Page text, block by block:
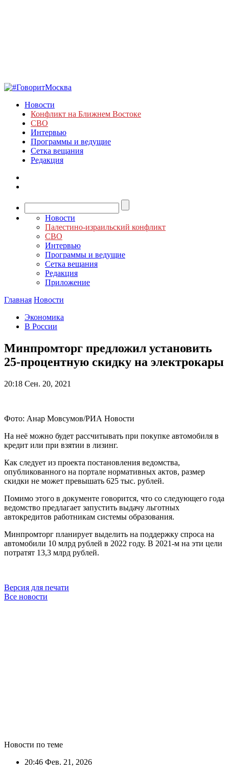
Новости
Конфликт на Ближнем Востоке
СВО
Интервью
Программы и ведущие
Сетка вещания
Редакция
Новости
Палестино-израильский конфликт
СВО
Интервью
Программы и ведущие
Сетка вещания
Редакция
Приложение
Главная Новости
Экономика
В России
Минпромторг предложил установить
25-процентную скидку на электрокары
20:18 Сен. 20, 2021
Фото: Анар Мовсумов/РИА Новости
На неё можно будет рассчитывать при покупке автомобиля в
кредит или при взятии в лизинг.
Как следует из проекта постановления ведомства,
опубликованного на портале нормативных актов, размер
скидки не может превышать 625 тыс. рублей.
Помимо этого в документе говорится, что со следующего года
ведомство предлагает запустить выдачу льготных
автокредитов работникам системы образования.
Минпромторг планирует выделить на поддержку спроса на
автомобили 10 млрд рублей в 2022 году. В 2021-м на эти цели
потратят 13,3 млрд рублей.
Версия для печати
Все новости
Новости по теме
20:46 Фев. 21, 2026